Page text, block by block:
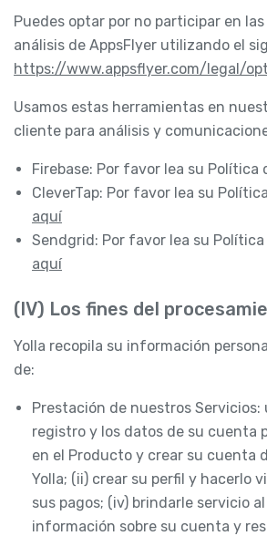
Puedes optar por no participar en
análisis de AppsFlyer utilizando el
https://www.appsflyer.com/legal/
Usamos estas herramientas en
cliente para análisis y
Firebase: Por favor lea su Política
CleverTap: Por favor lea su
aquí
Sendgrid: Por favor lea su
aquí
(IV) Los fines del
Yolla recopila su información
de:
Prestación de nuestros Servicios:
registro y los datos de su cuenta
en el Producto y crear su cuenta
Yolla; (ii) crear su perfil y hacerlo
sus pagos; (iv) brindarle servicio
información sobre su cuenta y